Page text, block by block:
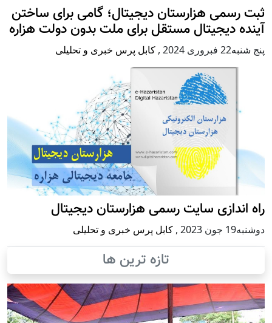
ثبت رسمی هزارستان دیجیتال؛ گامی برای ساختن
آینده دیجیتال مستقل برای ملت بدون دولت هزاره
پنج شنبه22 فبروری 2024 , کابل پرس خبری و تحلیلی
راه اندازی سایت رسمی هزارستان دیجیتال
دوشنبه19 جون 2023 , کابل پرس خبری و تحلیلی
تازه ترین ها